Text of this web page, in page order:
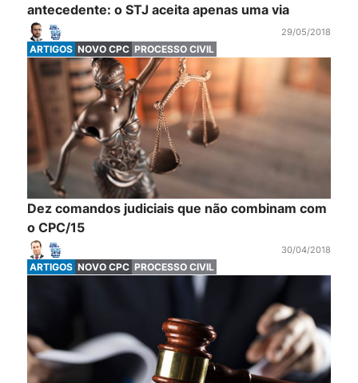
antecedente: o STJ aceita apenas uma via
29/05/2018
ARTIGOS NOVO CPC PROCESSO CIVIL
Dez comandos judiciais que não combinam com
o CPC/15
30/04/2018
ARTIGOS NOVO CPC PROCESSO CIVIL